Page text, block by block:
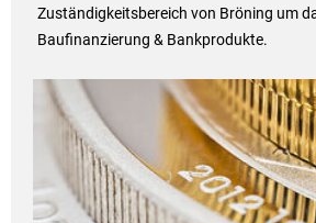
Zuständigkeitsbereich von Bröning um
Baufinanzierung & Bankprodukte.